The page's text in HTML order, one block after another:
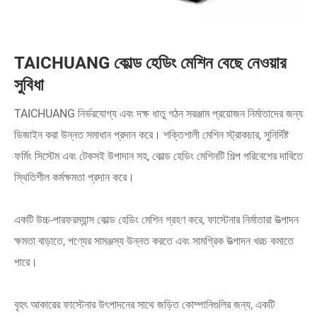
TAICHUANG কোল্ড হেডিং মেশিন বেছে নেওয়ার
সুবিধা
TAICHUANG নির্ভরযোগ্য এবং দক্ষ ধাতু গঠন সরঞ্জাম প্রয়োজন নির্মাতাদের জন্য
ডিজাইন করা উন্নত সমাধান প্রদান করে। শক্তিশালী মেশিন স্ট্রাকচার, সুনির্দিষ্ট
ফর্মিং সিস্টেম এবং টেকসই উপাদান সহ, কোল্ড হেডিং মেশিনটি শিল্প পরিবেশের দাবিতে
স্থিতিশীল কর্মক্ষমতা প্রদান করে।
একটি উচ্চ-পারফরম্যান্স কোল্ড হেডিং মেশিন গ্রহণ করে, ফাস্টেনার নির্মাতারা উত্পাদন
ক্ষমতা বাড়াতে, পণ্যের সামঞ্জস্য উন্নত করতে এবং সামগ্রিক উত্পাদন খরচ কমাতে
পারে।
বৃহৎ আকারের ফাস্টেনার উৎপাদনের সাথে জড়িত কোম্পানিগুলির জন্য, একটি